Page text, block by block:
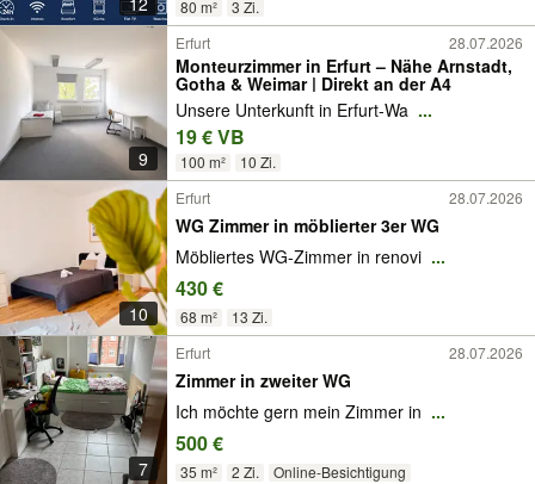
80 m² 3 Zi.
9
Erfurt 28.07.2026
Monteurzimmer in Erfurt – Nähe Arnstadt,
Gotha & Weimar | Direkt an der A4
Unsere Unterkunft in Erfurt-Wa ...
19 € VB
100 m² 10 Zi.
10
Erfurt 28.07.2026
WG Zimmer in möblierter 3er WG
Möbliertes WG-Zimmer in renovi ...
430 €
68 m² 13 Zi.
7
Erfurt 28.07.2026
Zimmer in zweiter WG
Ich möchte gern mein Zimmer in ...
500 €
35 m² 2 Zi. Online-Besichtigung